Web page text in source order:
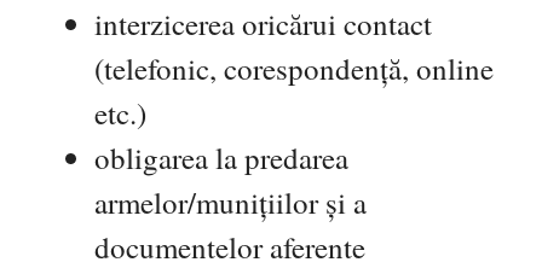
interzicerea oricărui contact
(telefonic, corespondență, online
etc.)
obligarea la predarea
armelor/munițiilor și a
documentelor aferente